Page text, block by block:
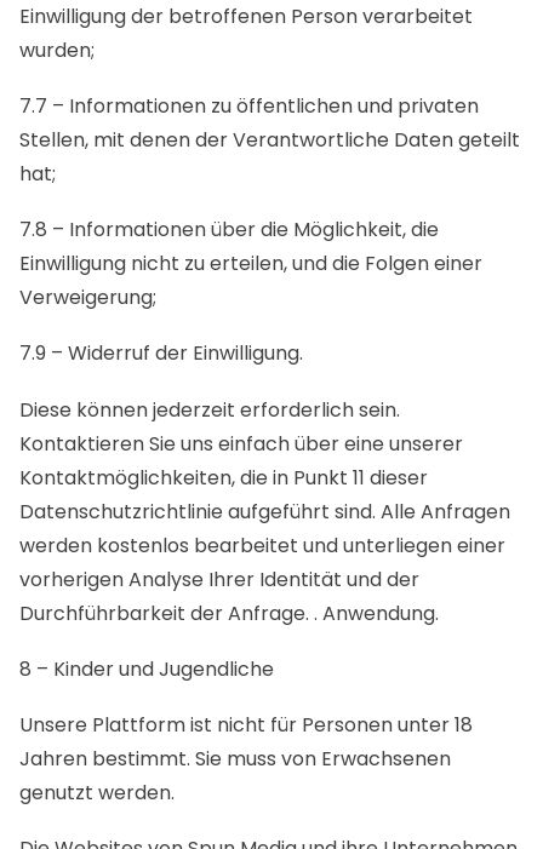
Einwilligung der betroffenen Person verarbeitet
wurden;
7.7 – Informationen zu öffentlichen und privaten
Stellen, mit denen der Verantwortliche Daten geteilt
hat;
7.8 – Informationen über die Möglichkeit, die
Einwilligung nicht zu erteilen, und die Folgen einer
Verweigerung;
7.9 – Widerruf der Einwilligung.
Diese können jederzeit erforderlich sein.
Kontaktieren Sie uns einfach über eine unserer
Kontaktmöglichkeiten, die in Punkt 11 dieser
Datenschutzrichtlinie aufgeführt sind. Alle Anfragen
werden kostenlos bearbeitet und unterliegen einer
vorherigen Analyse Ihrer Identität und der
Durchführbarkeit der Anfrage. . Anwendung.
8 – Kinder und Jugendliche
Unsere Plattform ist nicht für Personen unter 18
Jahren bestimmt. Sie muss von Erwachsenen
genutzt werden.